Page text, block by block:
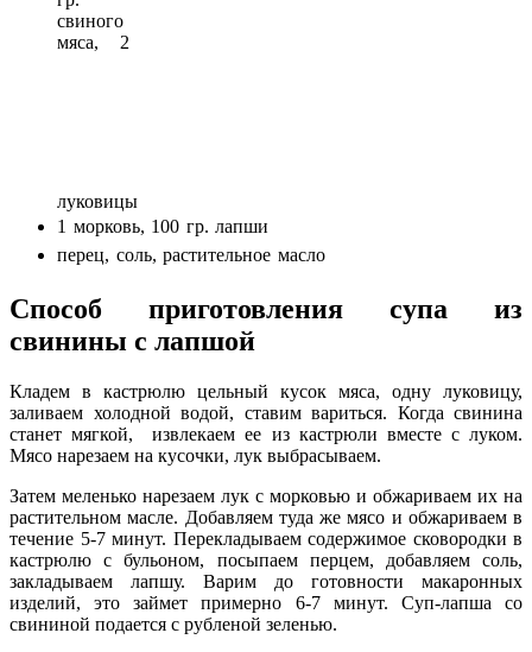
свиного
мяса, 2
луковицы
1 морковь, 100 гр. лапши
перец, соль, растительное масло
Способ приготовления супа из
свинины с лапшой
Кладем в кастрюлю цельный кусок мяса, одну луковицу,
заливаем холодной водой, ставим вариться. Когда свинина
станет мягкой, извлекаем ее из кастрюли вместе с луком.
Мясо нарезаем на кусочки, лук выбрасываем.
Затем меленько нарезаем лук с морковью и обжариваем их на
растительном масле. Добавляем туда же мясо и обжариваем в
течение 5-7 минут. Перекладываем содержимое сковородки в
кастрюлю с бульоном, посыпаем перцем, добавляем соль,
закладываем лапшу. Варим до готовности макаронных
изделий, это займет примерно 6-7 минут. Суп-лапша со
свининой подается с рубленой зеленью.